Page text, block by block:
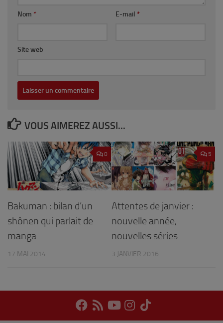
Nom * E-mail *
Site web
VOUS AIMEREZ AUSSI...
0
Bakuman : bilan d’un
shônen qui parlait de
manga
17 MAI 2014
5
Attentes de janvier :
nouvelle année,
nouvelles séries
3 JANVIER 2016